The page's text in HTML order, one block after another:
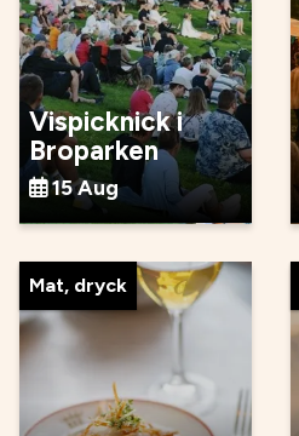
Vispicknick i
Broparken
15 Aug
Mat, dryck